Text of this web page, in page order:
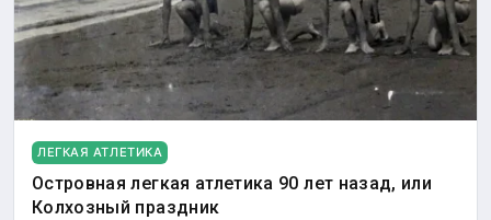
ЛЕГКАЯ АТЛЕТИКА
Островная легкая атлетика 90 лет назад, или
Колхозный праздник